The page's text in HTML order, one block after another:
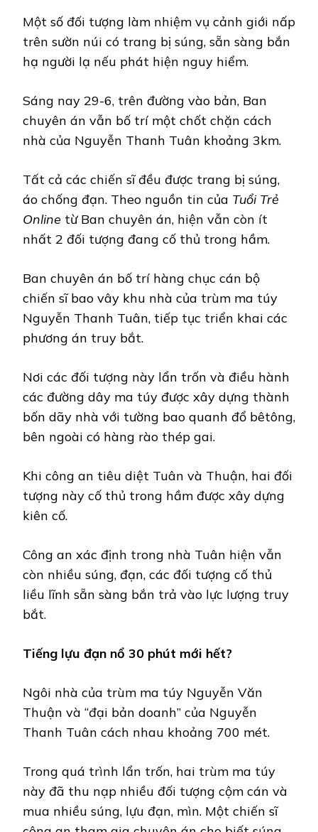
Một số đối tượng làm nhiệm vụ cảnh giới nấp
trên sườn núi có trang bị súng, sẵn sàng bắn
hạ người lạ nếu phát hiện nguy hiểm.
Sáng nay 29-6, trên đường vào bản, Ban
chuyên án vẫn bố trí một chốt chặn cách
nhà của Nguyễn Thanh Tuân khoảng 3km.
Tất cả các chiến sĩ đều được trang bị súng,
áo chống đạn. Theo nguồn tin của Tuổi Trẻ
Online từ Ban chuyên án, hiện vẫn còn ít
nhất 2 đối tượng đang cố thủ trong hầm.
Ban chuyên án bố trí hàng chục cán bộ
chiến sĩ bao vây khu nhà của trùm ma túy
Nguyễn Thanh Tuân, tiếp tục triển khai các
phương án truy bắt.
Nơi các đối tượng này lẩn trốn và điều hành
các đường dây ma túy được xây dựng thành
bốn dãy nhà với tường bao quanh đổ bêtông,
bên ngoài có hàng rào thép gai.
Khi công an tiêu diệt Tuân và Thuận, hai đối
tượng này cố thủ trong hầm được xây dựng
kiên cố.
Công an xác định trong nhà Tuân hiện vẫn
còn nhiều súng, đạn, các đối tượng cố thủ
liều lĩnh sẵn sàng bắn trả vào lực lượng truy
bắt.
Tiếng lựu đạn nổ 30 phút mới hết?
Ngôi nhà của trùm ma túy Nguyễn Văn
Thuận và “đại bản doanh” của Nguyễn
Thanh Tuân cách nhau khoảng 700 mét.
Trong quá trình lẩn trốn, hai trùm ma túy
này đã thu nạp nhiều đối tượng cộm cán và
mua nhiều súng, lựu đạn, mìn. Một chiến sĩ